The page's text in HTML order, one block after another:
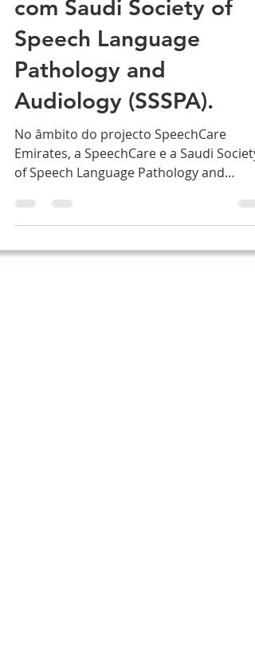
SpeechCare faz parceria
com Saudi Society of
Speech Language
Pathology and
Audiology (SSSPA).
No âmbito do projecto SpeechCare
Emirates, a SpeechCare e a Saudi Society
of Speech Language Pathology and
Audiology (SSSPA) realizaram...